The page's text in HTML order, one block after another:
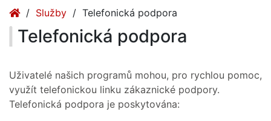
Služby (current)
Telefonická podpora
Telefonická podpora
Uživatelé našich programů mohou, pro rychlou pomoc,
využít telefonickou linku zákaznické podpory.
Telefonická podpora je poskytována: